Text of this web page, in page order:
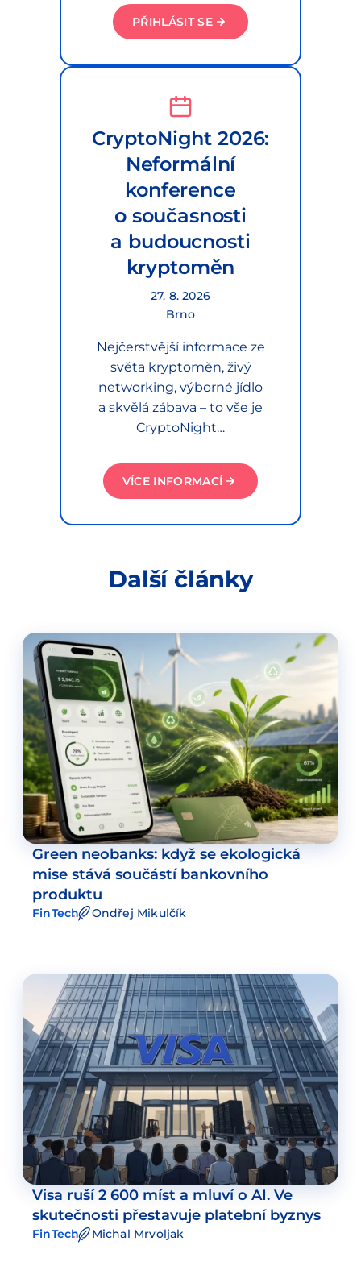
PŘIHLÁSIT SE
CryptoNight 2026:
Neformální
konference
o současnosti
a budoucnosti
kryptoměn
27. 8. 2026
Brno
Nejčerstvější informace ze
světa kryptoměn, živý
networking, výborné jídlo
a skvělá zábava – to vše je
CryptoNight…
VÍCE INFORMACÍ
Další články
Green neobanks: když se ekologická
mise stává součástí bankovního
produktu
FinTech Ondřej Mikulčík
Visa ruší 2 600 míst a mluví o AI. Ve
skutečnosti přestavuje platební byznys
FinTech Michal Mrvoljak